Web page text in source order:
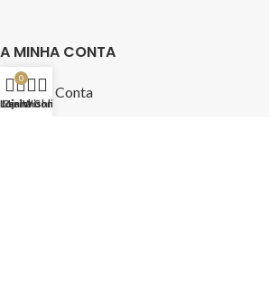
A MINHA CONTA
A Minha Conta
Loja
0
Carinho
Minha Conta
Wishlist